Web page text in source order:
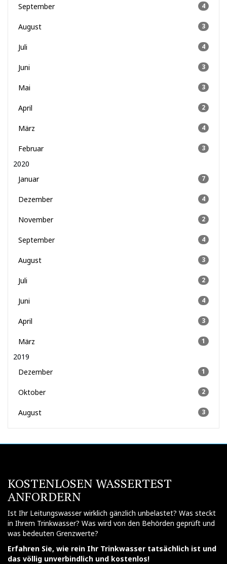
September 4
August 3
Juli 4
Juni 3
Mai 3
April 2
März 4
Februar 3
2020
Januar
7
Dezember 4
November 2
September 4
August 3
Juli 2
Juni 4
April 3
März 1
2019
Dezember
1
Oktober 2
August 3
KOSTENLOSEN WASSERTEST
ANFORDERN
Ist Ihr Leitungswasser wirklich gänzlich unbelastet? Was steckt
in Ihrem Trinkwasser? Was wird von den Behörden geprüft und
was bedeuten Grenzwerte?
Erfahren Sie, wie rein Ihr Trinkwasser tatsächlich ist und
das völlig unverbindlich und kostenlos!